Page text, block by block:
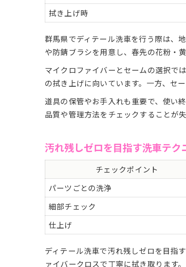
拭き上げ時
群馬県でディテール洗車を行う際は、
や防錆ブラシを用意し、春先の花粉・
マイクロファイバーとセームの選択で
の拭き上げに向いています。一方、セ
道具の保管やお手入れも重要で、使い
品質や管理方法をチェックすることが
汚れ残しゼロを目指す洗車テク
チェックポイント
パーツごとの洗浄
細部チェック
仕上げ
ディテール洗車で汚れ残しゼロを目指
ァイバークロスで丁寧に拭き取ります。